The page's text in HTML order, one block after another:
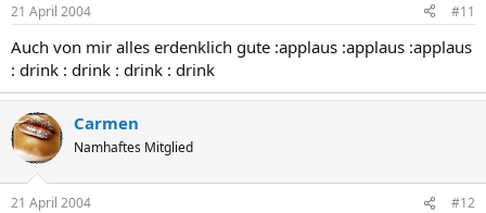
21 April 2004 #11
Auch von mir alles erdenklich gute :applaus :applaus :applaus
: drink : drink : drink : drink
Carmen
Namhaftes Mitglied
21 April 2004 #12